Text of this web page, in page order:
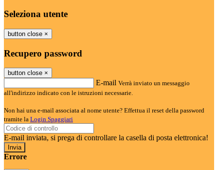
Seleziona utente
button close ×
Recupero password
button close ×
E-mail Verrà inviato un messaggio
all'indirizzo indicato con le istruzioni necessarie.
Non hai una e-mail associata al nome utente? Effettua il reset della password
tramite la Login Spaggiari
E-mail inviata, si prega di controllare la casella di posta elettronica!
Errore